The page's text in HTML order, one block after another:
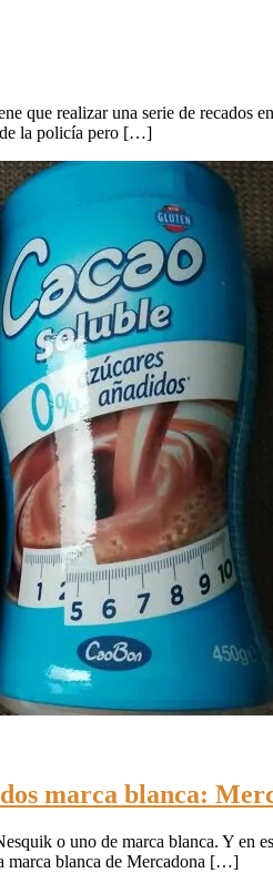
que realizar una serie de recados
de la policía pero […]
marca blanca:
o uno de marca blanca. Y en
marca blanca de Mercadona […]